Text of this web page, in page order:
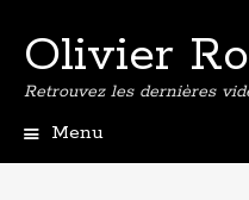
Olivier
Retrouvez les dernières
Menu